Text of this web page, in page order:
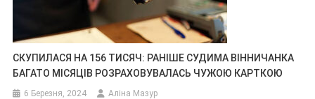
СКУПИЛАСЯ НА 156 ТИСЯЧ: РАНІШЕ СУДИМА ВІННИЧАНКА
БАГАТО МІСЯЦІВ РОЗРАХОВУВАЛАСЬ ЧУЖОЮ КАРТКОЮ
6 Березня, 2024 Аліна Мазур